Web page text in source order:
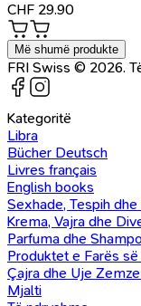
CHF 29.90
Më shumë produkte
FRI Swiss © 2026.
Kategoritë
Libra
Bücher Deutsch
Livres français
English books
Sexhade, Tespih
Krema, Vajra dhe
Parfuma dhe
Produktet e Farës së
Çajra dhe Uje
Mjalti